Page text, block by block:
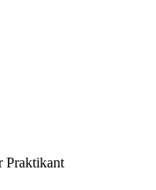
Praktikant